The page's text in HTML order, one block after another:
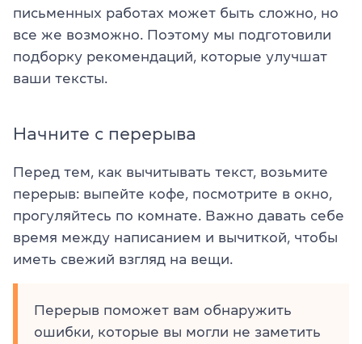
письменных работах может быть сложно, но
все же возможно. Поэтому мы подготовили
подборку рекомендаций, которые улучшат
ваши тексты.
Начните с перерыва
Перед тем, как вычитывать текст, возьмите
перерыв: выпейте кофе, посмотрите в окно,
прогуляйтесь по комнате. Важно давать себе
время между написанием и вычиткой, чтобы
иметь свежий взгляд на вещи.
Перерыв поможет вам обнаружить
ошибки, которые вы могли не заметить